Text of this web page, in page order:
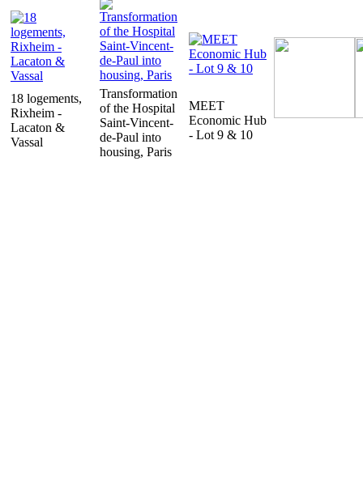
18 logements,
Rixheim -
Lacaton &
Vassal
Transformation
of the Hospital
Saint-Vincent-
de-Paul into
housing, Paris
MEET
Economic Hub
- Lot 9 & 10